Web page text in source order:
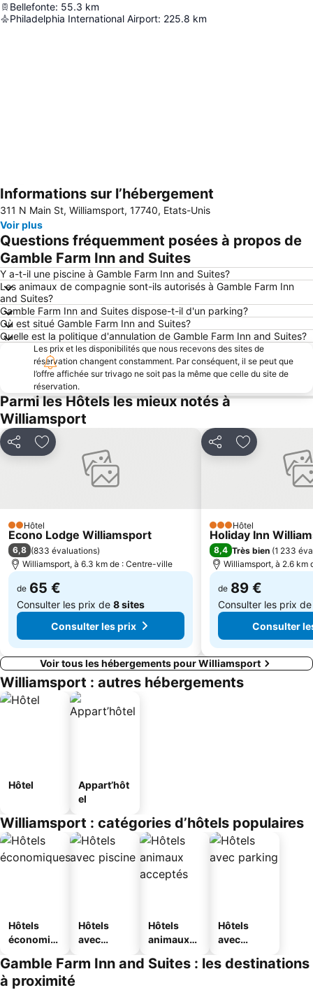
Bellefonte: 55.3 km
Philadelphia International Airport: 225.8 km
Agrandir la carte
Informations sur l’hébergement
311 N Main St, Williamsport, 17740, Etats-Unis
Voir plus
Questions fréquemment posées à propos de
Gamble Farm Inn and Suites
Y a-t-il une piscine à Gamble Farm Inn and Suites?
Les animaux de compagnie sont-ils autorisés à Gamble Farm Inn
and Suites?
Gamble Farm Inn and Suites dispose-t-il d'un parking?
Où est situé Gamble Farm Inn and Suites?
Quelle est la politique d'annulation de Gamble Farm Inn and Suites?
Les prix et les disponibilités que nous recevons des sites de
réservation changent constamment. Par conséquent, il se peut que
l’offre affichée sur trivago ne soit pas la même que celle du site de
réservation.
Parmi les Hôtels les mieux notés à
Williamsport
PartagerAjouter à mes favoris
2 Étoiles
Hôtel
Econo Lodge Williamsport
6,8 (833 évaluations)
Williamsport, à 6.3 km de : Centre-ville
de 65 €
Consulter les prix de 8 sites
Consulter les prix
PartagerAjouter à
3 Étoiles
Hôtel
Holiday Inn
8,4 Très bien (1 233
Williamsport, à 2.6 km
de 89 €
Consulter les prix
Consulter
Voir tous les hébergements pour Williamsport
Williamsport : autres hébergements
Hôtel
Appart’hôt
el
Williamsport : catégories d’hôtels populaires
Hôtels
économiq
Hôtels
avec
Hôtels
animaux
Hôtels
avec
Gamble Farm Inn and Suites : les destinations
à proximité